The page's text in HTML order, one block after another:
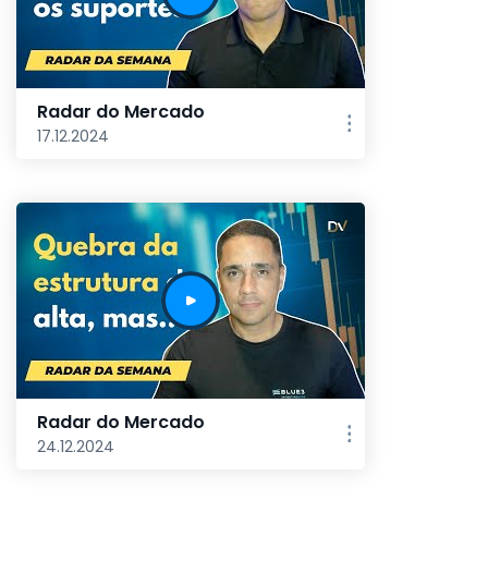
Radar do Mercado
17.12.2024
Radar do Mercado
24.12.2024